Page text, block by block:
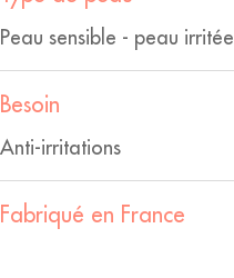
Peau sensible - peau irritée
Besoin
Anti-irritations
Fabriqué en France